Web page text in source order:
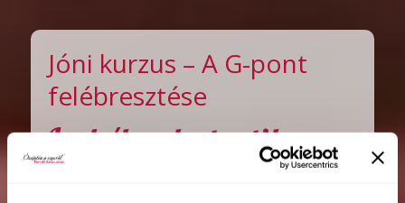
Jóni kurzus – A G-pont
felébresztése
Leckék a katartikus
hüvelyi orgazmushoz